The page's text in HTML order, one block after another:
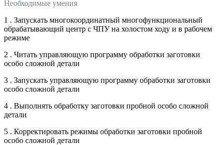
Необходимые умения
1 . Запускать многокоординатный многофункциональный
обрабатывающий центр с ЧПУ на холостом ходу и в рабочем
режиме
2 . Читать управляющую программу обработки заготовки
особо сложной детали
3 . Запускать управляющую программу обработки заготовки
особо сложной детали
4 . Выполнять обработку заготовки пробной особо сложной
детали
5 . Корректировать режимы обработки заготовки пробной
особо сложной детали